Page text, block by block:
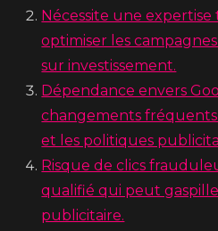
Nécessite une
optimiser les
sur investissement.
Dépendance envers
changements
et les politiques
Risque de clics
qualifié qui peut
publicitaire.